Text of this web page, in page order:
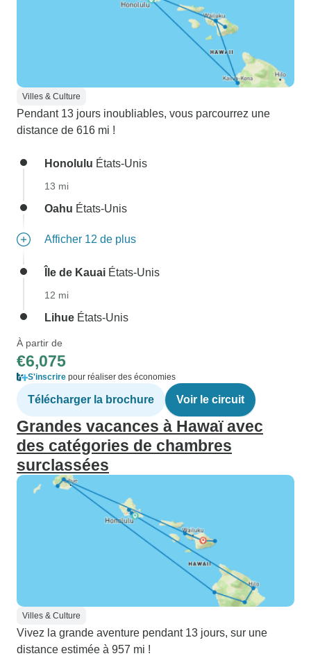
Villes & Culture
Pendant 13 jours inoubliables, vous parcourrez une
distance de 616 mi !
Honolulu États-Unis
13 mi
Oahu États-Unis
Afficher 12 de plus
Île de Kauai États-Unis
12 mi
Lihue États-Unis
À partir de
€6,075
S'inscrire pour réaliser des économies
Télécharger la brochure Voir le circuit
Grandes vacances à Hawaï avec
des catégories de chambres
surclassées
Villes & Culture
Vivez la grande aventure pendant 13 jours, sur une
distance estimée à 957 mi !